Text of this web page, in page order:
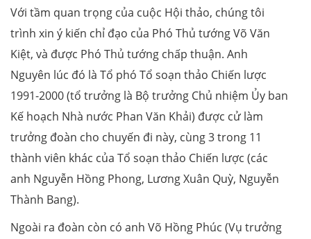
Với tầm quan trọng của cuộc Hội thảo, chúng tôi
trình xin ý kiến chỉ đạo của Phó Thủ tướng Võ Văn
Kiệt, và được Phó Thủ tướng chấp thuận. Anh
Nguyên lúc đó là Tổ phó Tổ soạn thảo Chiến lược
1991-2000 (tổ trưởng là Bộ trưởng Chủ nhiệm Ủy ban
Kế hoạch Nhà nước Phan Văn Khải) được cử làm
trưởng đoàn cho chuyến đi này, cùng 3 trong 11
thành viên khác của Tổ soạn thảo Chiến lược (các
anh Nguyễn Hồng Phong, Lương Xuân Quỳ, Nguyễn
Thành Bang).
Ngoài ra đoàn còn có anh Võ Hồng Phúc (Vụ trưởng